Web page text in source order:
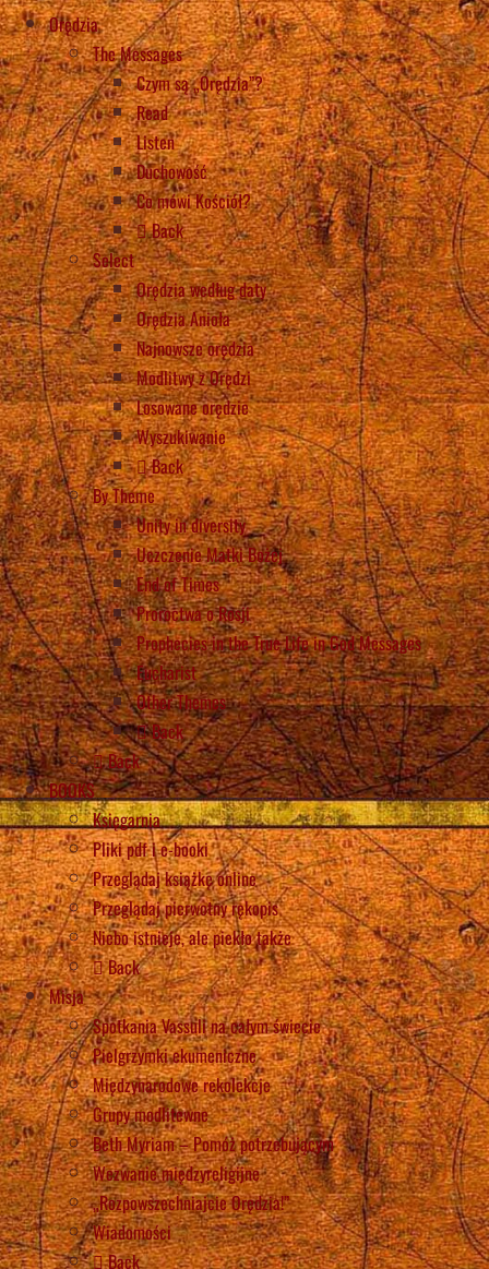
Orędzia
The Messages
Czym są „Orędzia”?
Read
Listen
Duchowość
Co mówi Kościół?
Back
Select
Orędzia według daty
Orędzia Anioła
Najnowsze orędzia
Modlitwy z Orędzi
Losowane orędzie
Wyszukiwanie
Back
By Theme
Unity in diversity
Uczczenie Matki Bożej
End of Times
Proroctwa o Rosji
Prophecies in the True Life in God Messages
Eucharist
Other Themes
Back
Back
BOOKS
Księgarnia
Pliki pdf i e-booki
Przeglądaj książkę online
Przeglądaj pierwotny rękopis
Niebo istnieje, ale piekło także
Back
Misja
Spotkania Vassuli na całym świecie
Pielgrzymki ekumeniczne
Międzynarodowe rekolekcje
Grupy modlitewne
Beth Myriam – Pomóż potrzebującym
Wezwanie międzyreligijne
„Rozpowszechniajcie Orędzia!”
Wiadomości
Back